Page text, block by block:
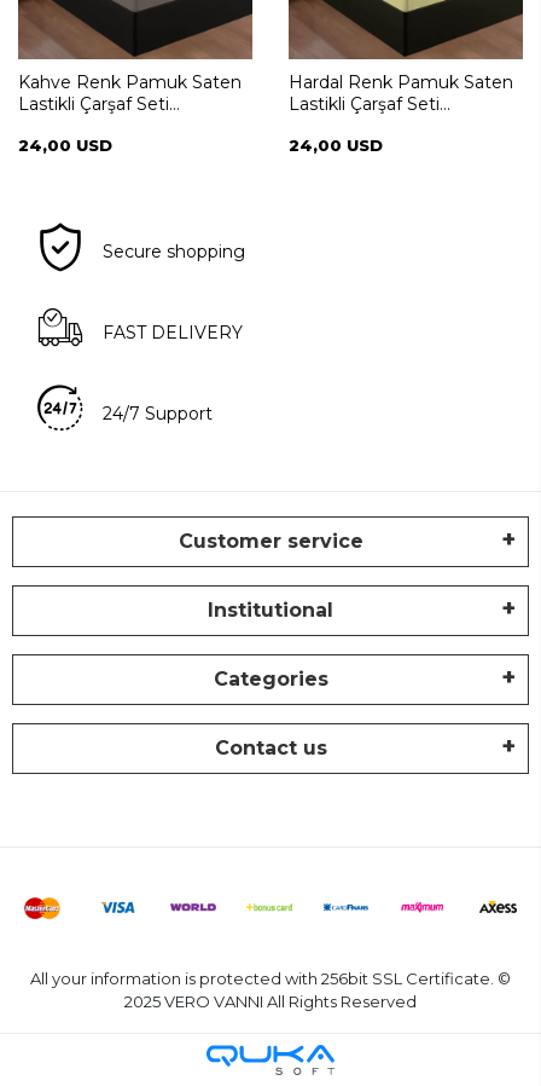
Kahve Renk Pamuk Saten
Lastikli Çarşaf Seti
24,00 USD
Hardal Renk Pamuk Saten
Lastikli Çarşaf Seti
24,00 USD
Secure shopping
FAST DELIVERY
24/7 Support
Customer service
Institutional
Categories
Contact us
All your information is protected with 256bit SSL Certificate. ©
2025 VERO VANNI All Rights Reserved